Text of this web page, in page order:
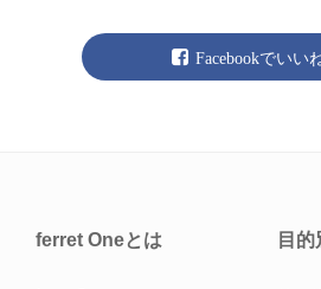
Facebookでいい
ferret Oneとは 目